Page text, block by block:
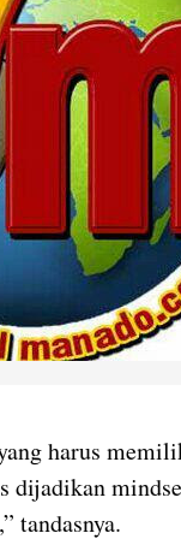
harus
dijadikan
tandasnya.